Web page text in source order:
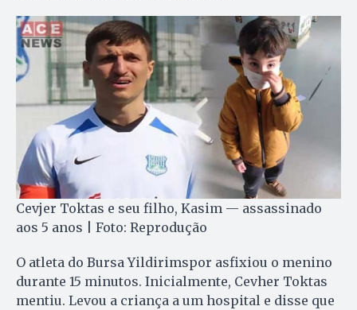
Cevjer Toktas e seu filho, Kasim — assassinado
aos 5 anos | Foto: Reprodução
O atleta do Bursa Yildirimspor asfixiou o menino
durante 15 minutos. Inicialmente, Cevher Toktas
mentiu. Levou a criança a um hospital e disse que